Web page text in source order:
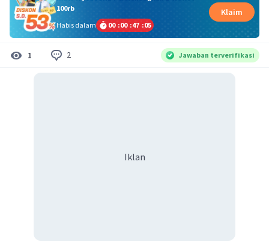
100rb
Habis dalam
00 :00 :47 :04
Klaim
1 2 Jawaban terverifikasi
Iklan